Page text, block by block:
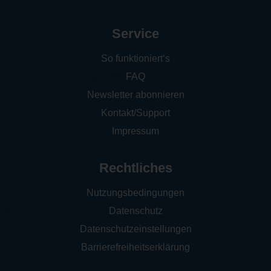
Service
So funktioniert‘s
FAQ
Newsletter abonnieren
Kontakt/Support
Impressum
Rechtliches
Nutzungsbedingungen
Datenschutz
Datenschutzeinstellungen
Barrierefreiheitserklärung